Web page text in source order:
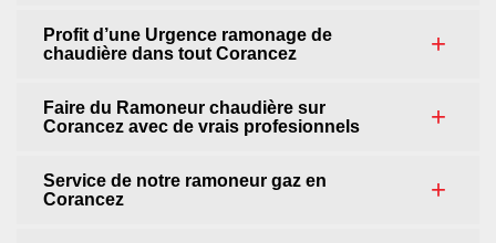
Profit d’une Urgence ramonage de
chaudière dans tout Corancez
Faire du Ramoneur chaudière sur
Corancez avec de vrais profesionnels
Service de notre ramoneur gaz en
Corancez